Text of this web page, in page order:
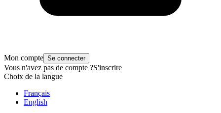
Mon compte Se connecter
Vous n'avez pas de compte ?S'inscrire
Choix de la langue
Français
English